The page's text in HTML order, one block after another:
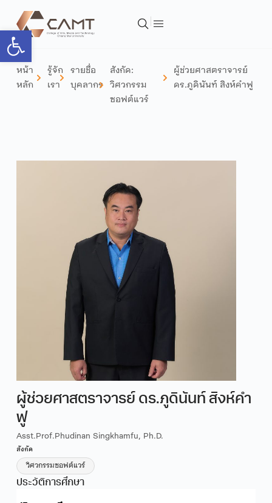
Open toolbar
หน้า
หลัก
รู้จัก
เรา
รายชื่อ
บุคลากร
สังกัด:
วิศวกรรม
ซอฟต์แวร์
ผู้ช่วยศาสตราจารย์
ดร.ภูดินันท์ สิงห์คำฟู
ผู้ช่วยศาสตราจารย์ ดร.ภูดินันท์ สิงห์คำ
ฟู
Asst.Prof.Phudinan Singkhamfu, Ph.D.
สังกัด
วิศวกรรมซอฟต์แวร์
ประวัติการศึกษา